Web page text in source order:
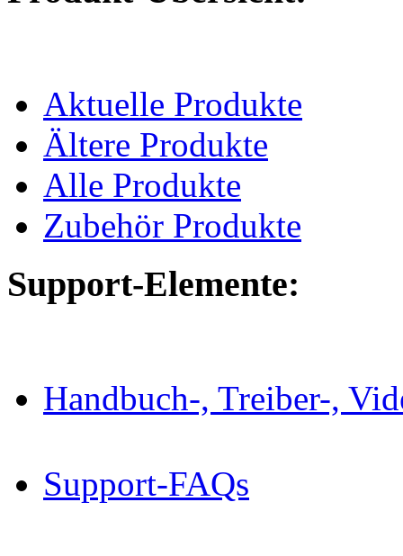
Aktuelle Produkte
Ältere Produkte
Alle Produkte
Zubehör Produkte
Support-Elemente:
Handbuch-, Treiber-,
Support-FAQs